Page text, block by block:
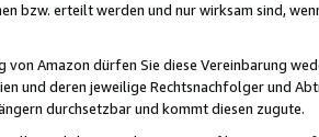
bzw. erteilt werden und nur wirksam sind,
Amazon dürfen Sie diese Vereinbarung
und deren jeweilige Rechtsnachfolger und
durchsetzbar und kommt diesen zugute.